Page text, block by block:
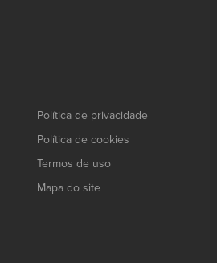
Política de privacidade
Política de cookies
Termos de uso
Mapa do site